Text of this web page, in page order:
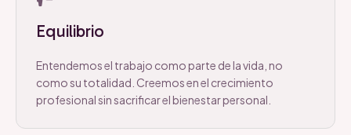
Equilibrio
Entendemos el trabajo como parte de la vida, no
como su totalidad. Creemos en el crecimiento
profesional sin sacrificar el bienestar personal.